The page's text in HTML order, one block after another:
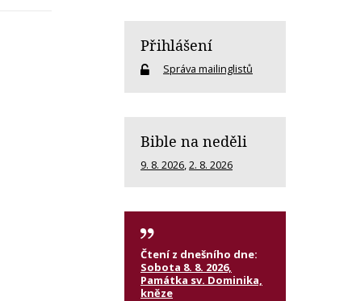
Přihlášení
Správa mailinglistů
Bible na neděli
9. 8. 2026 2. 8. 2026
Čtení z dnešního dne:
Sobota 8. 8. 2026,
Památka sv. Dominika,
kněze